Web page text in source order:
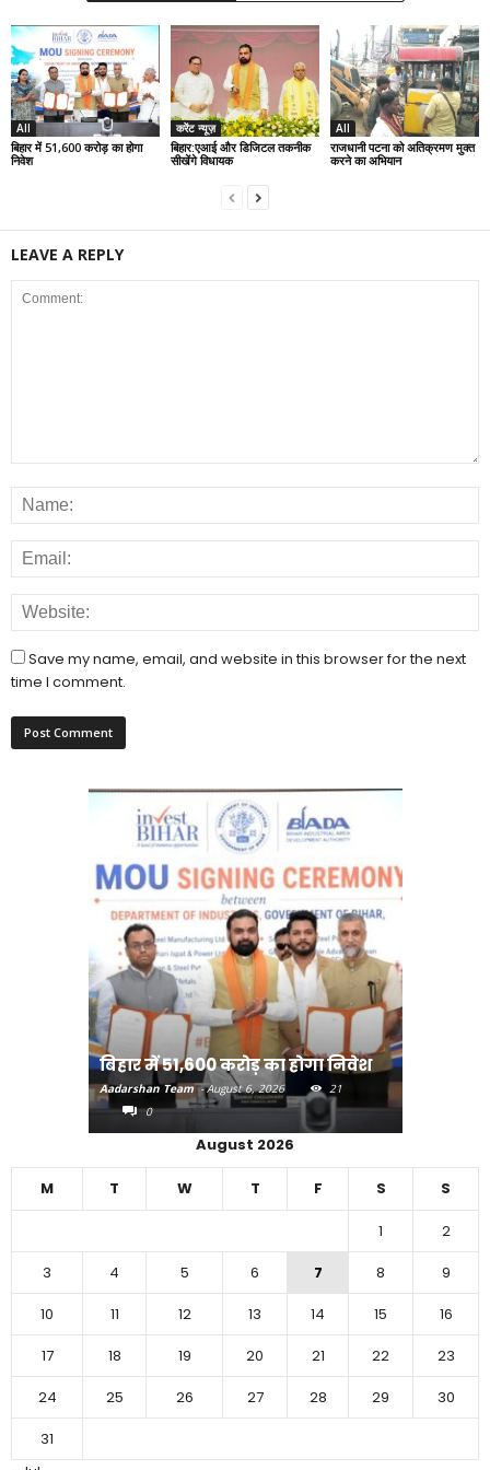
All
बिहार में 51,600 करोड़ का होगा
निवेश
करेंट न्यूज़
बिहार:एआई और डिजिटल तकनीक
सीखेंगे विधायक
All
राजधानी पटना को अतिक्रमण मुक्त
करने का अभियान
LEAVE A REPLY
Save my name, email, and website in this browser for the next
time I comment.
बिहार में 51,600 करोड़ का होगा निवेश
Aadarshan Team - August 6, 2026
21
0
August 2026
M T W T F S S
1
2
3
4 5 6 7 8
9
10
11 12 13 14 15
16
17
18 19 20 21 22
23
24
25 26 27 28 29
30
31